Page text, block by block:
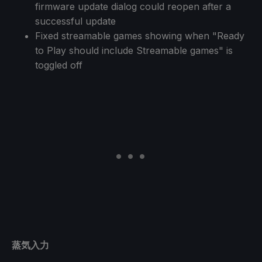
firmware update dialog could reopen after a
successful update
Fixed streamable games showing when "Ready
to Play should include Streamable games" is
toggled off
蒸気入力